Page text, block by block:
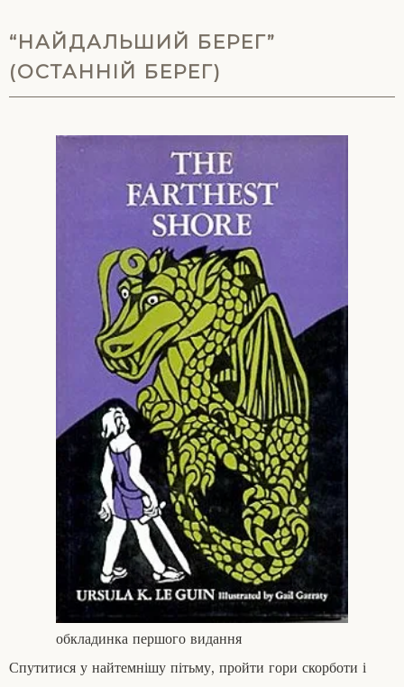
“НАЙДАЛЬШИЙ БЕРЕГ”
(ОСТАННІЙ БЕРЕГ)
обкладинка першого видання
Спутитися у найтемнішу пітьму, пройти гори скорботи і